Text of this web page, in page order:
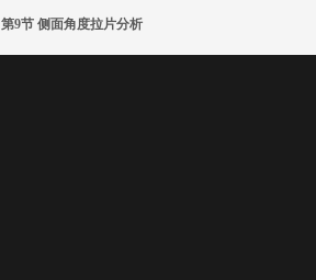
第9节 侧面角度拉片分析